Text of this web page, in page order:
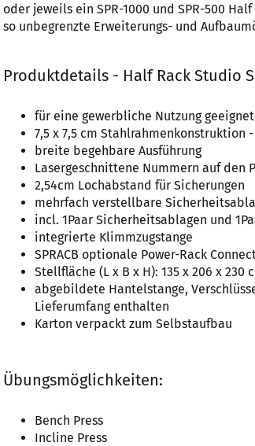
oder jeweils ein SPR-1000 und SPR-500
so unbegrenzte Erweiterungs- und
Produktdetails - Half Rack Studio
für eine gewerbliche Nutzung geeignet
7,5 x 7,5 cm Stahlrahmenkonstruktion
breite begehbare Ausführung
Lasergeschnittene Nummern auf den
2,54cm Lochabstand für Sicherungen
mehrfach verstellbare
incl. 1Paar Sicherheitsablagen und
integrierte Klimmzugstange
SPRACB optionale Power-Rack
Stellfläche (L x B x H): 135 x 206 x 230
abgebildete Hantelstange,
Lieferumfang enthalten
Karton verpackt zum Selbstaufbau
Übungsmöglichkeiten:
Bench Press
Incline Press